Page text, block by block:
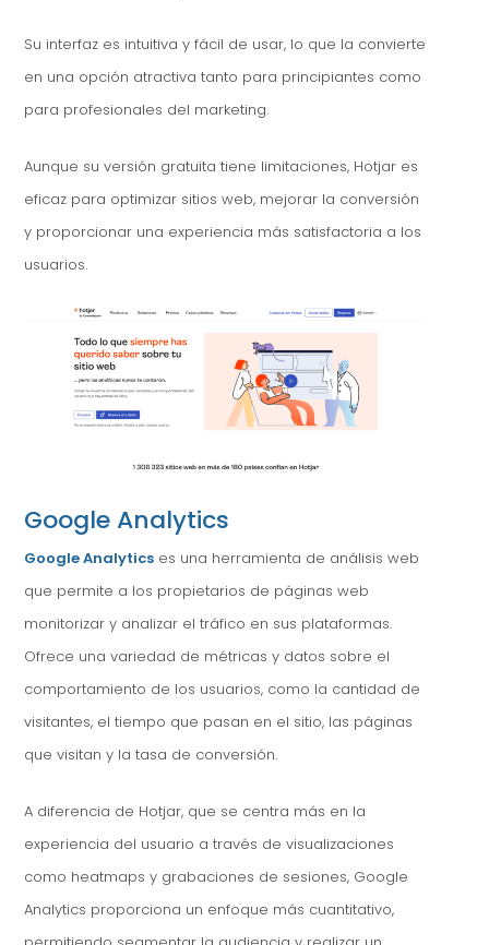
Su interfaz es intuitiva y fácil de usar, lo que la convierte
en una opción atractiva tanto para principiantes como
para profesionales del marketing.
Aunque su versión gratuita tiene limitaciones, Hotjar es
eficaz para optimizar sitios web, mejorar la conversión
y proporcionar una experiencia más satisfactoria a los
usuarios.
Google Analytics
Google Analytics es una herramienta de análisis web
que permite a los propietarios de páginas web
monitorizar y analizar el tráfico en sus plataformas.
Ofrece una variedad de métricas y datos sobre el
comportamiento de los usuarios, como la cantidad de
visitantes, el tiempo que pasan en el sitio, las páginas
que visitan y la tasa de conversión.
A diferencia de Hotjar, que se centra más en la
experiencia del usuario a través de visualizaciones
como heatmaps y grabaciones de sesiones, Google
Analytics proporciona un enfoque más cuantitativo,